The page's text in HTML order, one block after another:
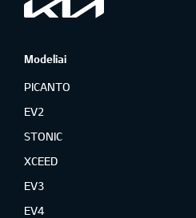
Modeliai
PICANTO
EV2
STONIC
XCEED
EV3
EV4